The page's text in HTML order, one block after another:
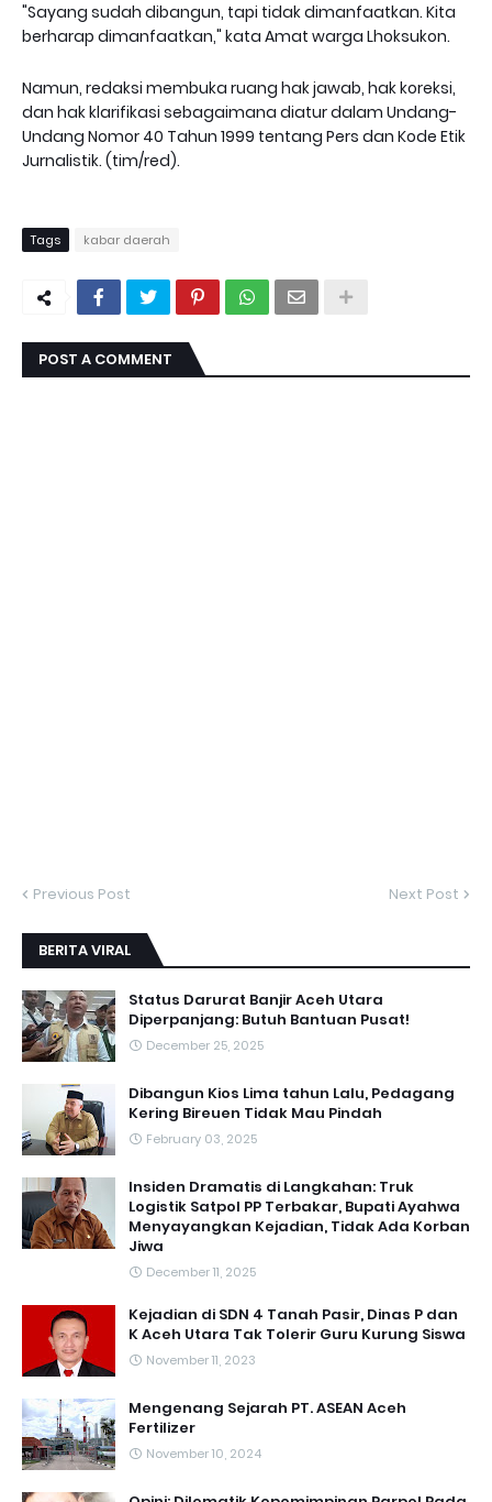
"Sayang sudah dibangun, tapi tidak dimanfaatkan. Kita
berharap dimanfaatkan," kata Amat warga Lhoksukon.
Namun, redaksi membuka ruang hak jawab, hak koreksi,
dan hak klarifikasi sebagaimana diatur dalam Undang-
Undang Nomor 40 Tahun 1999 tentang Pers dan Kode Etik
Jurnalistik. (tim/red).
Tags kabar daerah
POST A COMMENT
Previous Post Next Post
BERITA VIRAL
Status Darurat Banjir Aceh Utara
Diperpanjang: Butuh Bantuan Pusat!
December 25, 2025
Dibangun Kios Lima tahun Lalu, Pedagang
Kering Bireuen Tidak Mau Pindah
February 03, 2025
Insiden Dramatis di Langkahan: Truk
Logistik Satpol PP Terbakar, Bupati Ayahwa
Menyayangkan Kejadian, Tidak Ada Korban
Jiwa
December 11, 2025
Kejadian di SDN 4 Tanah Pasir, Dinas P dan
K Aceh Utara Tak Tolerir Guru Kurung Siswa
November 11, 2023
Mengenang Sejarah PT. ASEAN Aceh
Fertilizer
November 10, 2024